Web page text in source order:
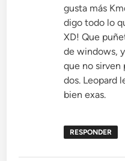
gusta más
digo todo lo
XD! Que
de windows,
que no sirven
dos. Leopard
bien exas.
RESPONDER